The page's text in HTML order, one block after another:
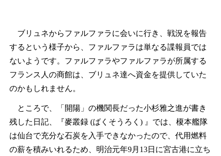
ブリュネからファルファラに会いに行き、戦況を報告
するという様子から、ファルファラは単なる諜報員では
ないようです。ファルファラやファルファラが所属する
フランス人の商館は、ブリュネ達へ資金を提供していた
のかもしれません。
ところで、「開陽」の機関長だった小杉雅之進が書き
残した日記、『麥叢録 (ばくそうろく) 』では、榎本艦隊
は仙台で充分な石炭を入手できなかったので、代用燃料
の薪を積みいれるため、明治元年9月13日に宮古港に立ち